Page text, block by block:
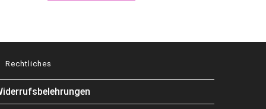
Rechtliches